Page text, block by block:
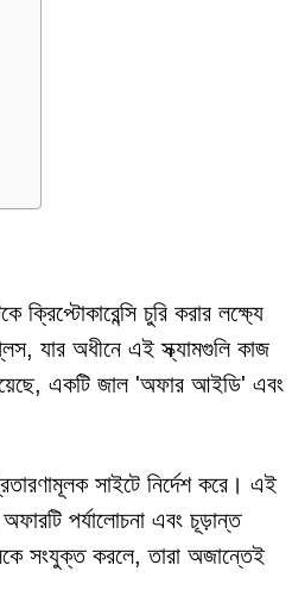
চুরি করার লক্ষ্যে
যার অধীনে এই স্ক্যামগুলি কাজ
একটি জাল 'অফার আইডি' এবং
সাইটে নির্দেশ করে। এই
পর্যালোচনা এবং চূড়ান্ত
সংযুক্ত করলে, তারা অজান্তেই